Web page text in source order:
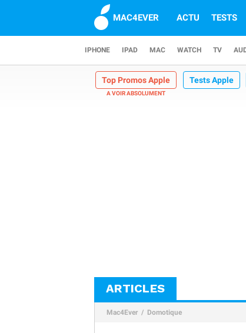
MAC4EVER ACTU TESTS
IPHONE IPAD MAC WATCH TV
Top Promos Apple Tests Apple
ARTICLES
Mac4Ever Domotique